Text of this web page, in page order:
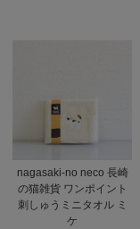
nagasaki-no neco 長崎
の猫雑貨 ワンポイント
刺しゅうミニタオル ミ
ケ